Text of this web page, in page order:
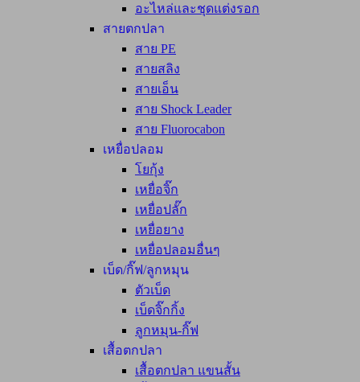
อะไหล่และชุดแต่งรอก
สายตกปลา
สาย PE
สายสลิง
สายเอ็น
สาย Shock Leader
สาย Fluorocabon
เหยื่อปลอม
โยกุ้ง
เหยื่อจิ๊ก
เหยื่อปลั๊ก
เหยื่อยาง
เหยื่อปลอมอื่นๆ
เบ็ด/กิ๊ฟ/ลูกหมุน
ตัวเบ็ด
เบ็ดจิ๊กกิ้ง
ลูกหมุน-กิ๊ฟ
เสื้อตกปลา
เสื้อตกปลา แขนสั้น